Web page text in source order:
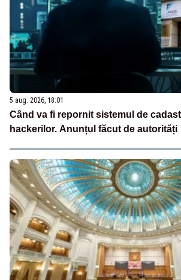
5 aug. 2026, 18:01
Când va fi repornit sistemul de
hackerilor. Anunțul făcut de autorități